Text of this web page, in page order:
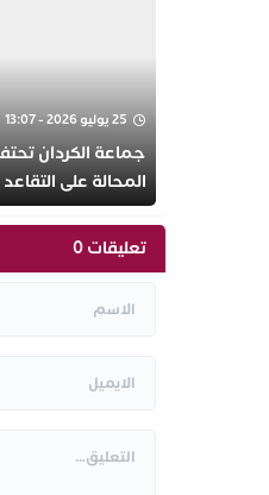
25 يوليو 2026 - 13:07
جماعة الكردان
المحالة على التقاعد
تعليقات 0